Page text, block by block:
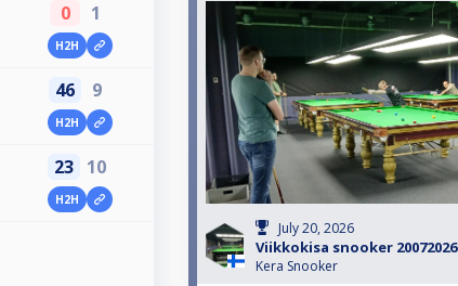
0 1
H2H
46 9
H2H
23 10
H2H
July 20, 2026
Viikkokisa snooker 20072026
Kera Snooker